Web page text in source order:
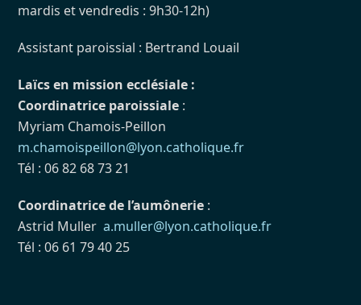
mardis et vendredis : 9h30-12h)
Assistant paroissial : Bertrand Louail
Laïcs en mission ecclésiale :
Coordinatrice paroissiale :
Myriam Chamois-Peillon
m.chamoispeillon@lyon.catholique.fr
Tél : 06 82 68 73 21
Coordinatrice de l’aumônerie :
Astrid Mullera.muller@lyon.catholique.fr
Tél : 06 61 79 40 25